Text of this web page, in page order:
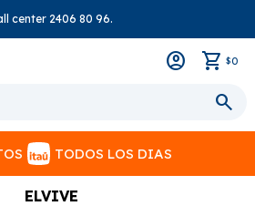
center 2406 80 96.
$0
TODOS LOS DIAS
ELVIVE